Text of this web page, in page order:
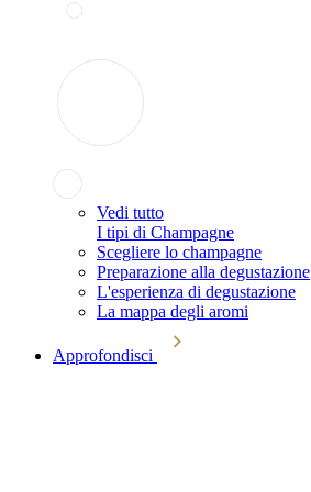
Vedi tutto
I tipi di Champagne
Scegliere lo champagne
Preparazione alla degustazione
L'esperienza di degustazione
La mappa degli aromi
Approfondisci